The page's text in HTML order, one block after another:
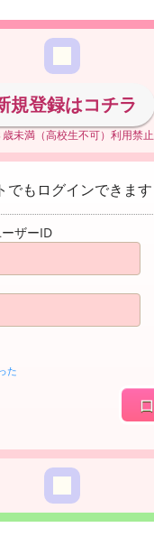
規登録はコチラ
未満（高校生不可）利用禁止
もログインできます
ザーID
た